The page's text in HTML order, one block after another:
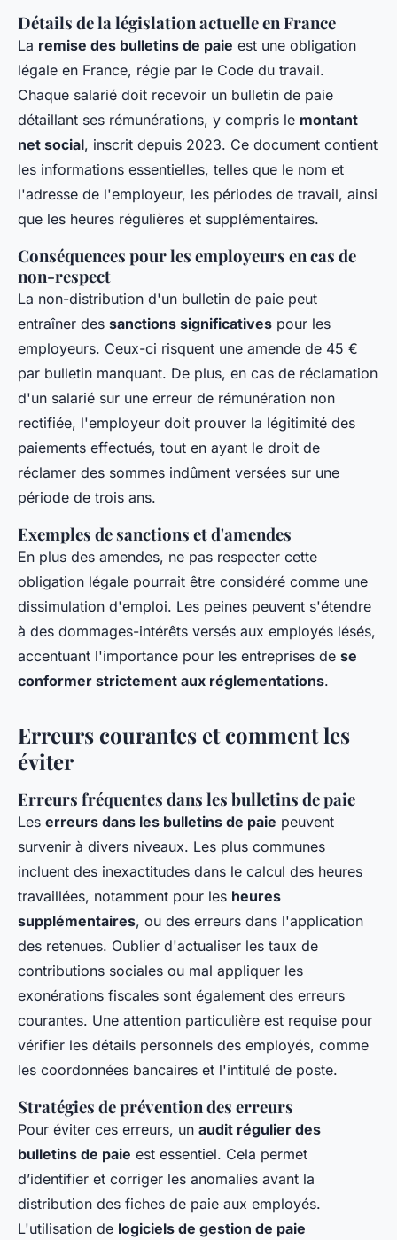
Détails de la législation actuelle en France
La remise des bulletins de paie est une obligation
légale en France, régie par le Code du travail.
Chaque salarié doit recevoir un bulletin de paie
détaillant ses rémunérations, y compris le montant
net social, inscrit depuis 2023. Ce document contient
les informations essentielles, telles que le nom et
l'adresse de l'employeur, les périodes de travail, ainsi
que les heures régulières et supplémentaires.
Conséquences pour les employeurs en cas de
non-respect
La non-distribution d'un bulletin de paie peut
entraîner des sanctions significatives pour les
employeurs. Ceux-ci risquent une amende de 45 €
par bulletin manquant. De plus, en cas de réclamation
d'un salarié sur une erreur de rémunération non
rectifiée, l'employeur doit prouver la légitimité des
paiements effectués, tout en ayant le droit de
réclamer des sommes indûment versées sur une
période de trois ans.
Exemples de sanctions et d'amendes
En plus des amendes, ne pas respecter cette
obligation légale pourrait être considéré comme une
dissimulation d'emploi. Les peines peuvent s'étendre
à des dommages-intérêts versés aux employés lésés,
accentuant l'importance pour les entreprises de se
conformer strictement aux réglementations.
Erreurs courantes et comment les
éviter
Erreurs fréquentes dans les bulletins de paie
Les erreurs dans les bulletins de paie peuvent
survenir à divers niveaux. Les plus communes
incluent des inexactitudes dans le calcul des heures
travaillées, notamment pour les heures
supplémentaires, ou des erreurs dans l'application
des retenues. Oublier d'actualiser les taux de
contributions sociales ou mal appliquer les
exonérations fiscales sont également des erreurs
courantes. Une attention particulière est requise pour
vérifier les détails personnels des employés, comme
les coordonnées bancaires et l'intitulé de poste.
Stratégies de prévention des erreurs
Pour éviter ces erreurs, un audit régulier des
bulletins de paie est essentiel. Cela permet
d’identifier et corriger les anomalies avant la
distribution des fiches de paie aux employés.
L'utilisation de logiciels de gestion de paie